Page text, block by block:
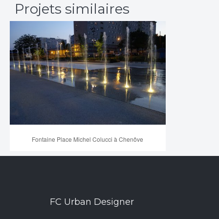
Projets similaires
Fontaine Place Michel Colucci à Chenôve
FC Urban Designer